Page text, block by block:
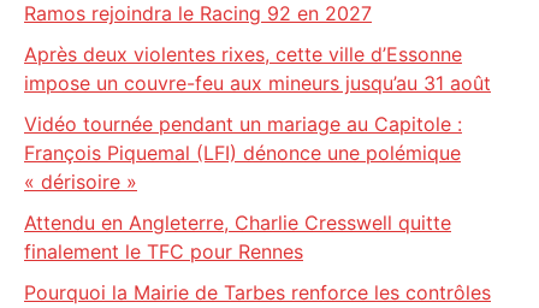
Ramos rejoindra le Racing 92 en 2027
Après deux violentes rixes, cette ville d’Essonne
impose un couvre-feu aux mineurs jusqu’au 31 août
Vidéo tournée pendant un mariage au Capitole :
François Piquemal (LFI) dénonce une polémique
« dérisoire »
Attendu en Angleterre, Charlie Cresswell quitte
finalement le TFC pour Rennes
Pourquoi la Mairie de Tarbes renforce les contrôles